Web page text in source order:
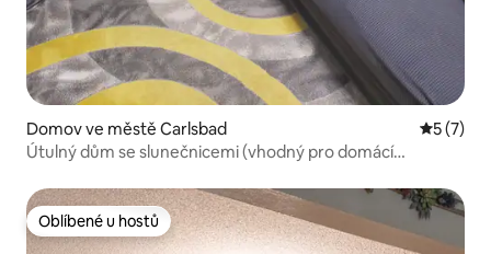
Domov ve městě Carlsbad
5 (7)
Útulný dům se slunečnicemi (vhodný pro domácí
Oblíbené u hostů
Oblíbené u hostů